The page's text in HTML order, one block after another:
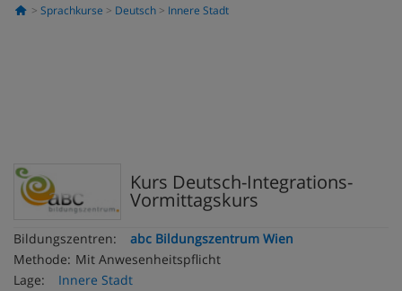
Sprachkurse Deutsch Innere Stadt
Kurs Deutsch-Integrations-
Vormittagskurs
Bildungszentren:
abc Bildungszentrum Wien
Methode: Mit Anwesenheitspflicht
Lage:
Innere Stadt